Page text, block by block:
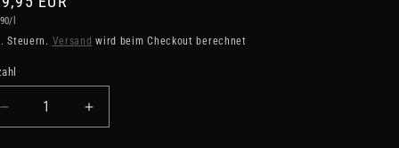
l
Steuern. Versand wird beim Checkout berechnet
Verringere
die
Erhöhe
die